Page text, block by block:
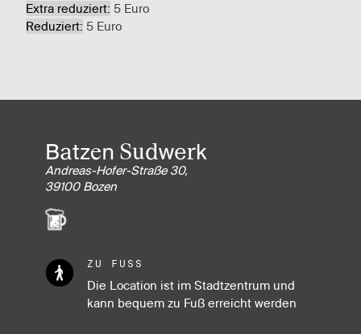
Extra reduziert: 5 Euro
Reduziert: 5 Euro
Batzen Sudwerk
Andreas-Hofer-Straße 30,
39100 Bozen
ZU FUSS
Die Location ist im Stadtzentrum und
kann bequem zu Fuß erreicht werden